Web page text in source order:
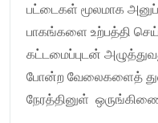
பட்டைகள் மூலமாக
பாகங்களை உற்பத்தி
கட்டமைப்புடன்
போன்ற வேலைகளைத்
நேரத்தினுள்